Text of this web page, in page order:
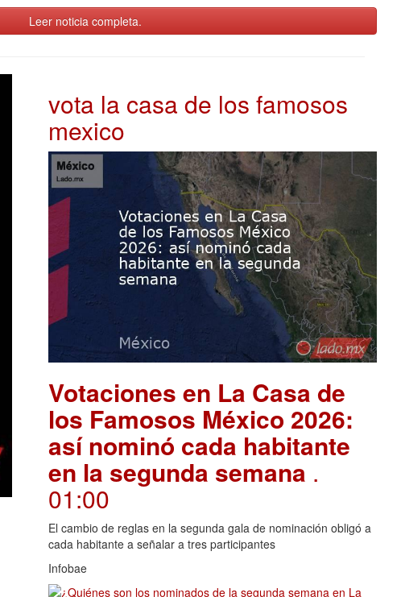
Leer noticia completa.
vota la casa de los famosos
mexico
Votaciones en La Casa de
los Famosos México 2026:
así nominó cada habitante
en la segunda semana .
01:00
El cambio de reglas en la segunda gala de nominación obligó a
cada habitante a señalar a tres participantes
Infobae